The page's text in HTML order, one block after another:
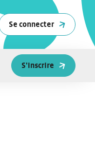
Se connecter
S'inscrire